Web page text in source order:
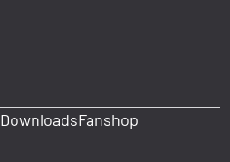
DownloadsFanshop